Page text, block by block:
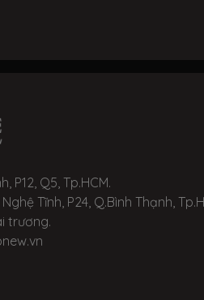
P12, Q5, Tp.HCM.
Tĩnh, P24, Q.Bình Thạnh,
trương.